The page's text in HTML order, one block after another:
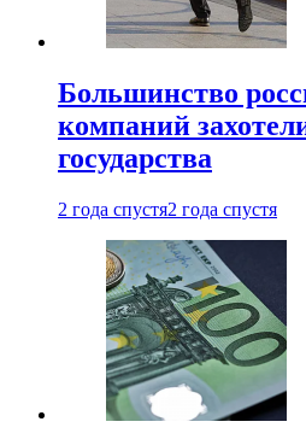
Большинство
компаний
государства
2 года спустя2 года спустя